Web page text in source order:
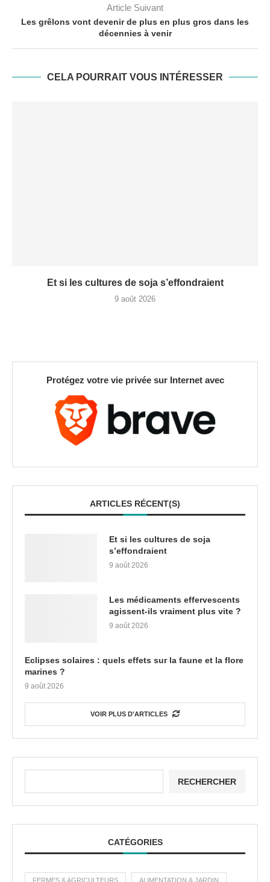
Article Suivant
Les grêlons vont devenir de plus en plus gros dans les
décennies à venir
CELA POURRAIT VOUS INTÉRESSER
Et si les cultures de soja s’effondraient
9 août 2026
Protégez votre vie privée sur Internet avec
ARTICLES RÉCENT(S)
Et si les cultures de soja
s’effondraient
9 août 2026
Les médicaments effervescents
agissent-ils vraiment plus vite ?
9 août 2026
Eclipses solaires : quels effets sur la faune et la flore
marines ?
9 août 2026
VOIR PLUS D'ARTICLES
RECHERCHER
CATÉGORIES
FERMES & AGRICULTEURS ALIMENTATION & JARDIN